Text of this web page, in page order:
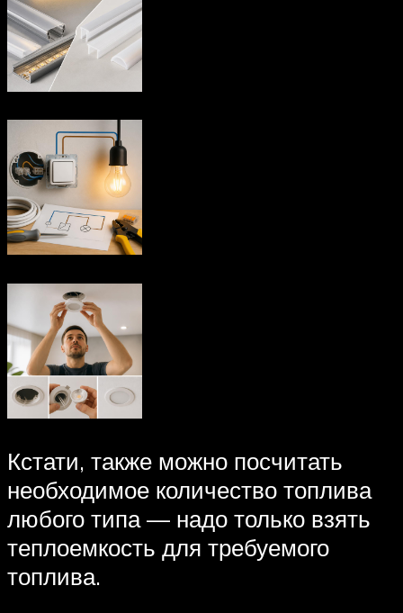
Кстати, также можно посчитать
необходимое количество топлива
любого типа — надо только взять
теплоемкость для требуемого
топлива.